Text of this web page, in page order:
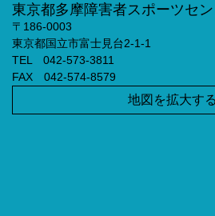
東京都多摩障害者スポーツセ
〒186-0003
東京都国立市富士見台2-1-1
TEL 042-573-3811
FAX 042-574-8579
地図を拡大する